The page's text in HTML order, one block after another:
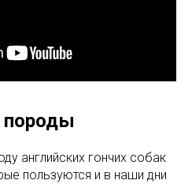
породы
английских гончих собак
пользуются и в наши дни